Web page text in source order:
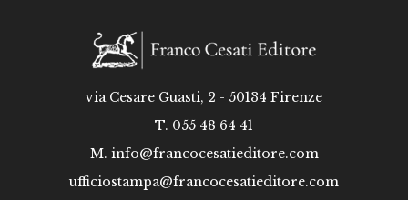
via Cesare Guasti, 2 - 50134 Firenze
T. 055 48 64 41
M. info@francocesatieditore.com
ufficiostampa@francocesatieditore.com